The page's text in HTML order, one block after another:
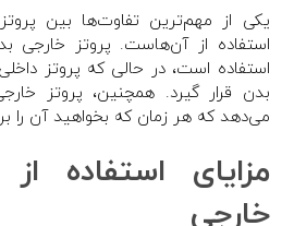
یکی از مهم‌ترین تفاوت‌ها بین
استفاده از آن‌هاست. پروتز خارجی
استفاده است، در حالی که پروتز
بدن قرار گیرد. همچنین، پروتز
می‌دهد که هر زمان که بخواهید آن را
مزایای استفاده
خارجی